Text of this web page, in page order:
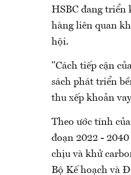
HSBC đang triển
hàng liên quan
hội.
"Cách tiếp cận
sách phát triển
thu xếp khoản
Theo ước tính
đoạn 2022 -
chịu và khử
Bộ Kế hoạch và